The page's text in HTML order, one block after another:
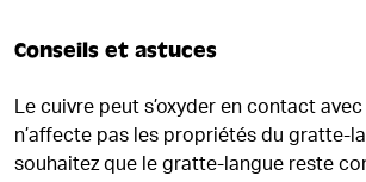
Conseils et astuces
Le cuivre peut s’oxyder en contact avec
n’affecte pas les propriétés du gratte-
souhaitez que le gratte-langue reste